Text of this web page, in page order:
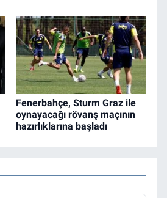
Fenerbahçe, Sturm Graz ile
oynayacağı rövanş maçının
hazırlıklarına başladı